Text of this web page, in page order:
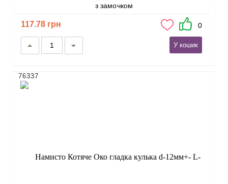
з замочком
117.78 грн 0
У кошик
76337